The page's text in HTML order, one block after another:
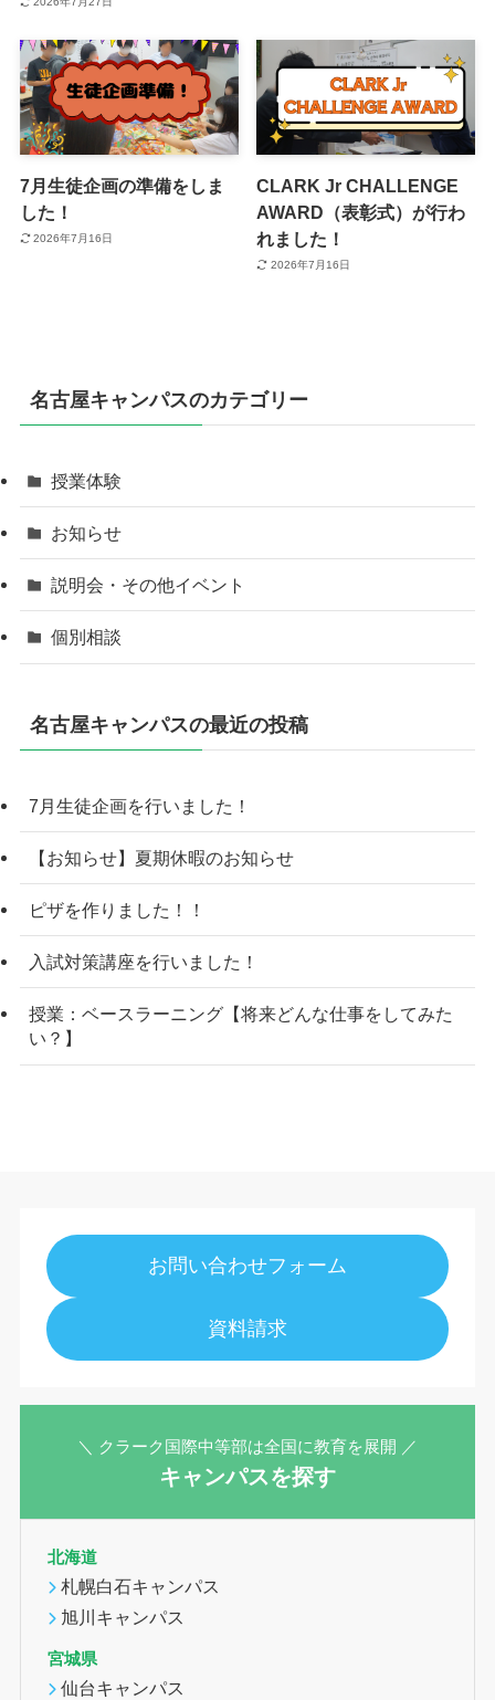
7月生徒企画の準備をしま
した！
2026年7月16日
CLARK Jr CHALLENGE
AWARD（表彰式）が行わ
れました！
2026年7月16日
名古屋キャンパスのカテゴリー
授業体験
お知らせ
説明会・その他イベント
個別相談
名古屋キャンパスの最近の投稿
7月生徒企画を行いました！
【お知らせ】夏期休暇のお知らせ
ピザを作りました！！
入試対策講座を行いました！
授業：ベースラーニング【将来どんな仕事をしてみた
い？】
お問い合わせフォーム
資料請求
＼ クラーク国際中等部は全国に教育を展開 ／
キャンパスを探す
北海道
札幌白石キャンパス
旭川キャンパス
宮城県
仙台キャンパス